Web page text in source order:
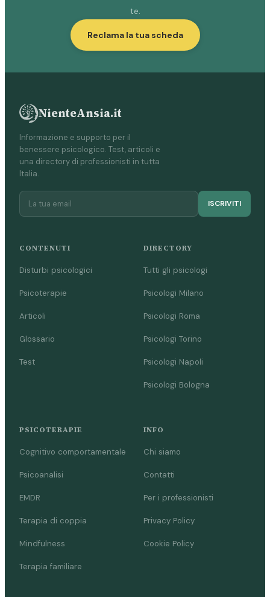
te.
Reclama la tua scheda
NienteAnsia.it
Informazione e supporto per il
benessere psicologico. Test, articoli e
una directory di professionisti in tutta
Italia.
ISCRIVITI
CONTENUTI
Disturbi psicologici
Psicoterapie
Articoli
Glossario
Test
DIRECTORY
Tutti gli psicologi
Psicologi Milano
Psicologi Roma
Psicologi Torino
Psicologi Napoli
Psicologi Bologna
PSICOTERAPIE
Cognitivo comportamentale
Psicoanalisi
EMDR
Terapia di coppia
Mindfulness
Terapia familiare
INFO
Chi siamo
Contatti
Per i professionisti
Privacy Policy
Cookie Policy